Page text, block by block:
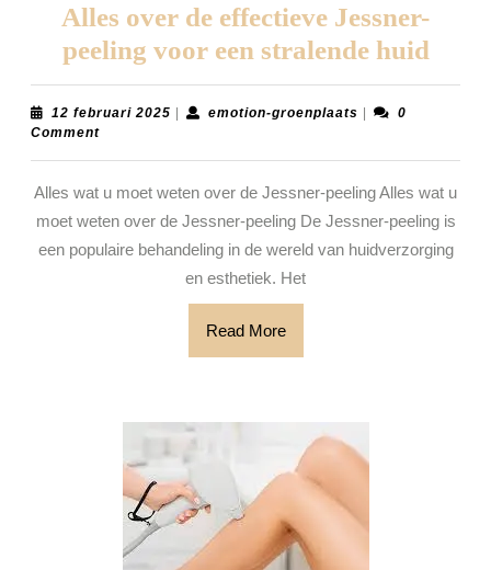
Alles over de effectieve Jessner-
peeling voor een stralende huidAlles
over
voor
12 februari 2025 12
| emotion-groenplaatsemotion-
|
0
Comment
Alles wat u moet weten over de Jessner-peeling Alles wat u
moet weten over de Jessner-peeling De Jessner-peeling is
een populaire behandeling in de wereld van huidverzorging
en esthetiek. Het
Read MoreRead
More